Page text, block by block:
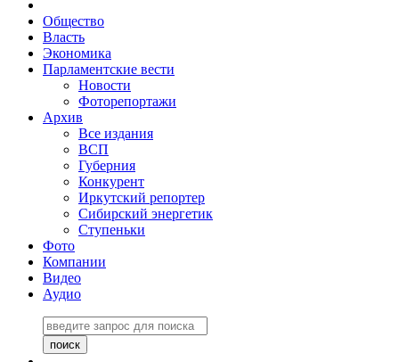
Общество
Власть
Экономика
Парламентские вести
Новости
Фоторепортажи
Архив
Все издания
ВСП
Губерния
Конкурент
Иркутский репортер
Сибирский энергетик
Ступеньки
Фото
Компании
Видео
Аудио